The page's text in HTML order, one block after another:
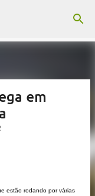
em
estão rodando por várias